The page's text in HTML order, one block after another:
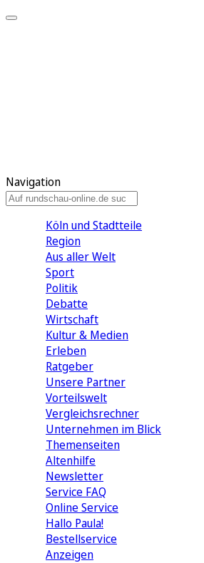
Navigation
Köln und Stadtteile
Region
Aus aller Welt
Sport
Politik
Debatte
Wirtschaft
Kultur & Medien
Erleben
Ratgeber
Unsere Partner
Vorteilswelt
Vergleichsrechner
Unternehmen im Blick
Themenseiten
Altenhilfe
Newsletter
Service FAQ
Online Service
Hallo Paula!
Bestellservice
Anzeigen